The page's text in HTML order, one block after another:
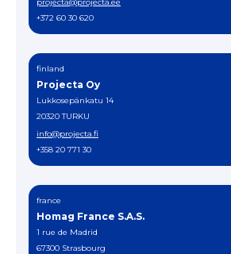
+372 60 30 620
finland
Projecta Oy
Lukkosepänkatu 14
20320 TURKU
info@projecta.fi
+358 20 771 30
france
Homag France S.A.S.
1 rue de Madrid
67300 Strasbourg